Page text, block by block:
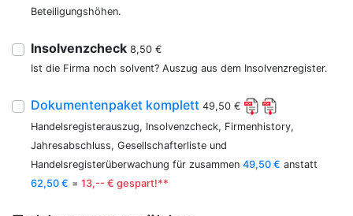
Beteiligungshöhen.
Insolvenzcheck 8,50 €
Ist die Firma noch solvent? Auszug aus dem Insolvenzregister.
Dokumentenpaket komplett 49,50 €
Handelsregisterauszug, Insolvenzcheck, Firmenhistory,
Jahresabschluss, Gesellschafterliste und
Handelsregisterüberwachung für zusammen 49,50 € anstatt
62,50 € = 13,-- € gespart!**